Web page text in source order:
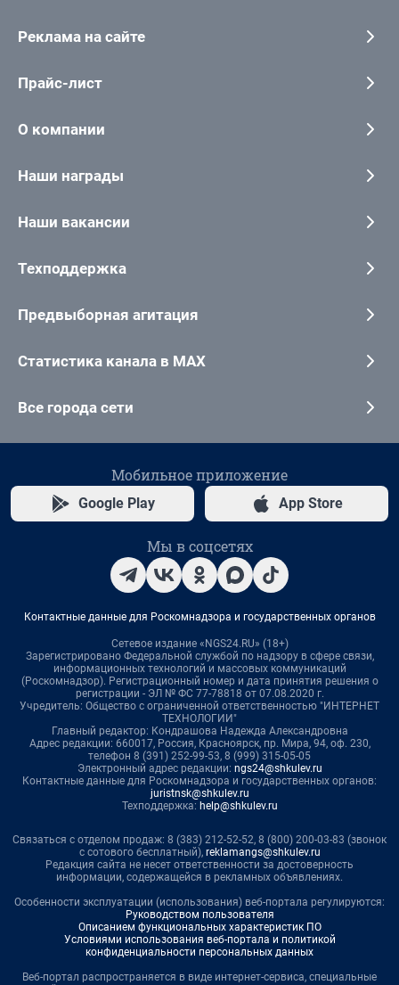
Реклама на сайте
Прайс-лист
О компании
Наши награды
Наши вакансии
Техподдержка
Предвыборная агитация
Статистика канала в MAX
Все города сети
Мобильное приложение
Google Play App Store
Мы в соцсетях
Контактные данные для Роскомнадзора и государственных органов
Сетевое издание «NGS24.RU» (18+)
Зарегистрировано Федеральной службой по надзору в сфере связи,
информационных технологий и массовых коммуникаций
(Роскомнадзор). Регистрационный номер и дата принятия решения о
регистрации - ЭЛ № ФС 77-78818 от 07.08.2020 г.
Учредитель: Общество с ограниченной ответственностью "ИНТЕРНЕТ
ТЕХНОЛОГИИ"
Главный редактор: Кондрашова Надежда Александровна
Адрес редакции: 660017, Россия, Красноярск, пр. Мира, 94, оф. 230,
телефон 8 (391) 252-99-53, 8 (999) 315-05-05
Электронный адрес редакции: ngs24@shkulev.ru
Контактные данные для Роскомнадзора и государственных органов:
juristnsk@shkulev.ru
Техподдержка: help@shkulev.ru
Связаться с отделом продаж: 8 (383) 212-52-52, 8 (800) 200-03-83 (звонок
с сотового бесплатный), reklamangs@shkulev.ru
Редакция сайта не несет ответственности за достоверность
информации, содержащейся в рекламных объявлениях.
Особенности эксплуатации (использования) веб-портала регулируются:
Руководством пользователя
Описанием функциональных характеристик ПО
Условиями использования веб-портала и политикой
конфиденциальности персональных данных
Веб-портал распространяется в виде интернет-сервиса, специальные